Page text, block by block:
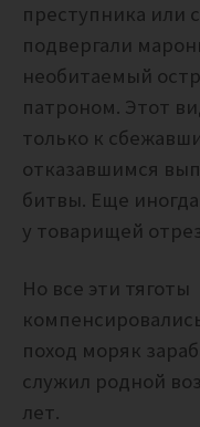
преступника или
подвергали
необитаемый
патроном. Этот
только к
отказавшимся
битвы. Еще
у товарищей
Но все эти
поход моряк
служил родной
лет.